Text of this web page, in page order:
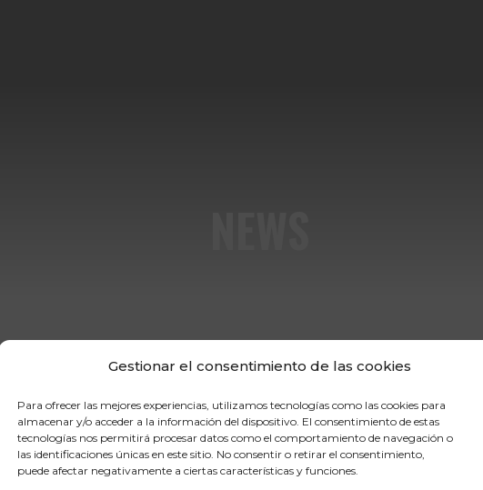
Gestionar el consentimiento de las cookies
Para ofrecer las mejores experiencias, utilizamos tecnologías como las cookies para
almacenar y/o acceder a la información del dispositivo. El consentimiento de estas
tecnologías nos permitirá procesar datos como el comportamiento de navegación o
las identificaciones únicas en este sitio. No consentir o retirar el consentimiento,
puede afectar negativamente a ciertas características y funciones.